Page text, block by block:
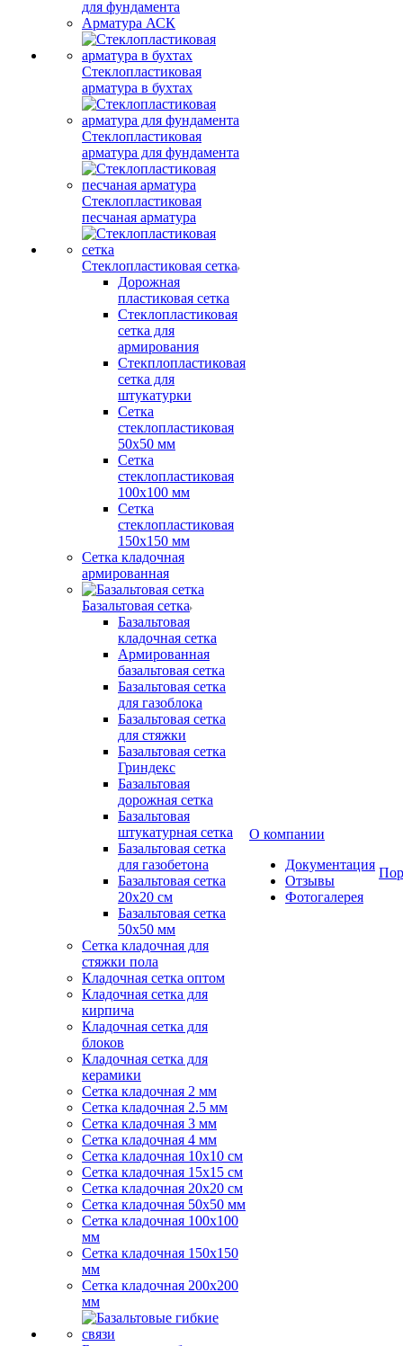
для фундамента
Арматура АСК
Стеклопластиковая
арматура в бухтах
Стеклопластиковая
арматура для фундамента
Стеклопластиковая
песчаная арматура
Стеклопластиковая сетка
Дорожная
пластиковая сетка
Стеклопластиковая
сетка для
армирования
Стекплопластиковая
сетка для
штукатурки
Сетка
стеклопластиковая
50x50 мм
Сетка
стеклопластиковая
100x100 мм
Сетка
стеклопластиковая
150x150 мм
Сетка кладочная
армированная
Базальтовая сетка
Базальтовая
кладочная сетка
Армированная
базальтовая сетка
Базальтовая сетка
для газоблока
Базальтовая сетка
для стяжки
Базальтовая сетка
Гриндекс
Базальтовая
дорожная сетка
Базальтовая
штукатурная сетка
Базальтовая сетка
для газобетона
Базальтовая сетка
20x20 см
Базальтовая сетка
50x50 мм
Сетка кладочная для
стяжки пола
Кладочная сетка оптом
Кладочная сетка для
кирпича
Кладочная сетка для
блоков
Кладочная сетка для
керамики
Сетка кладочная 2 мм
Сетка кладочная 2.5 мм
Сетка кладочная 3 мм
Сетка кладочная 4 мм
Сетка кладочная 10x10 см
Сетка кладочная 15x15 см
Сетка кладочная 20x20 см
Сетка кладочная 50x50 мм
Сетка кладочная 100x100
мм
Сетка кладочная 150x150
мм
Сетка кладочная 200x200
мм
О компании
Документация
Отзывы
Фотогалерея